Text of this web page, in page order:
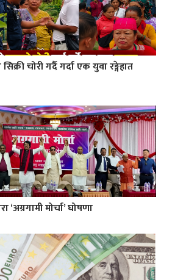
चोरी गर्दै गर्दा एक युवा रङ्गेहात
‘अग्रगामी मोर्चा’ घोषणा